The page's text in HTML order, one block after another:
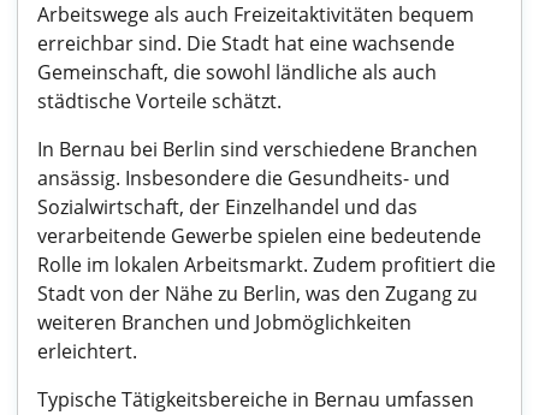
Arbeitswege als auch Freizeitaktivitäten bequem
erreichbar sind. Die Stadt hat eine wachsende
Gemeinschaft, die sowohl ländliche als auch
städtische Vorteile schätzt.
In Bernau bei Berlin sind verschiedene Branchen
ansässig. Insbesondere die Gesundheits- und
Sozialwirtschaft, der Einzelhandel und das
verarbeitende Gewerbe spielen eine bedeutende
Rolle im lokalen Arbeitsmarkt. Zudem profitiert die
Stadt von der Nähe zu Berlin, was den Zugang zu
weiteren Branchen und Jobmöglichkeiten
erleichtert.
Typische Tätigkeitsbereiche in Bernau umfassen